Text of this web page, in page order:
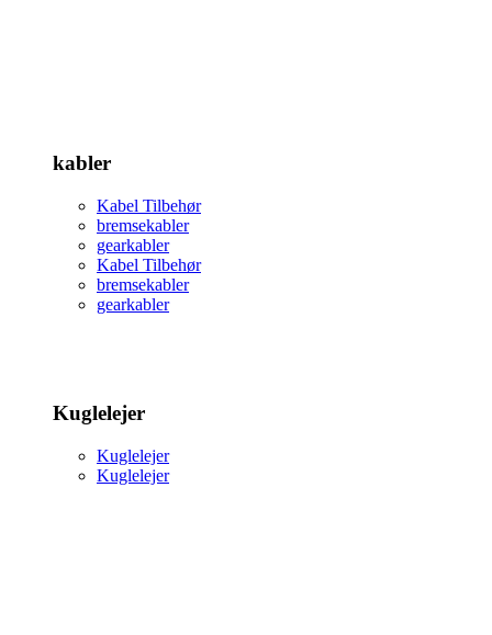
kabler
Kabel Tilbehør
bremsekabler
gearkabler
Kabel Tilbehør
bremsekabler
gearkabler
Kuglelejer
Kuglelejer
Kuglelejer